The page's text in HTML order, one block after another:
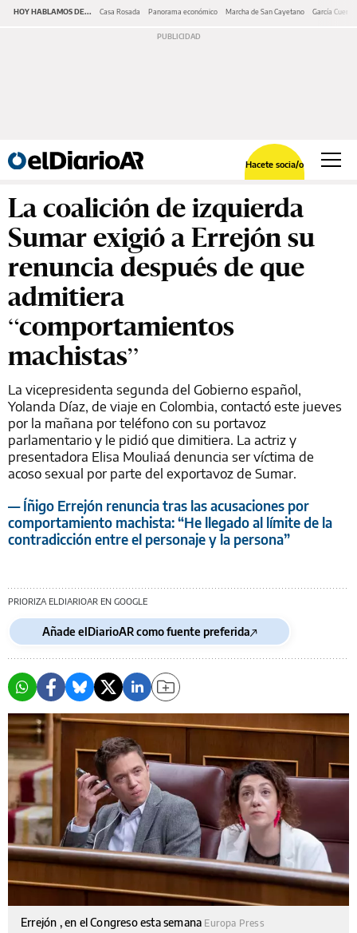
HOY HABLAMOS DE... Casa Rosada Panorama económico Marcha de San Cayetano García Cuerva
Hacete socia/o
La coalición de izquierda
Sumar exigió a Errejón su
renuncia después de que
admitiera
“comportamientos
machistas”
La vicepresidenta segunda del Gobierno español,
Yolanda Díaz, de viaje en Colombia, contactó este jueves
por la mañana por teléfono con su portavoz
parlamentario y le pidió que dimitiera. La actriz y
presentadora Elisa Mouliaá denuncia ser víctima de
acoso sexual por parte del exportavoz de Sumar.
— Íñigo Errejón renuncia tras las acusaciones por
comportamiento machista: “He llegado al límite de la
contradicción entre el personaje y la persona”
PRIORIZA ELDIARIOAR EN GOOGLE
Añade elDiarioAR como fuente preferida
Errejón , en el Congreso esta semana Europa Press